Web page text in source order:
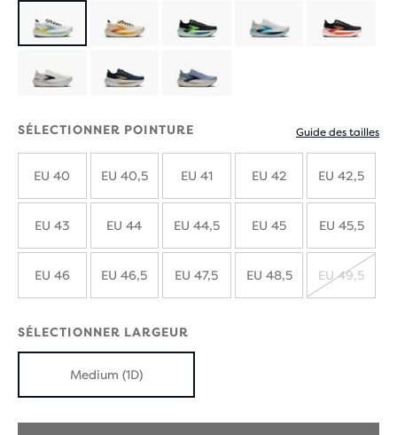
SÉLECTIONNER POINTURE Guide des tailles
EU 40 EU 40,5 EU 41 EU 42 EU 42,5
EU 43 EU 44 EU 44,5 EU 45 EU 45,5
EU 46 EU 46,5 EU 47,5 EU 48,5 EU 49,5
SÉLECTIONNER LARGEUR
Medium (1D)